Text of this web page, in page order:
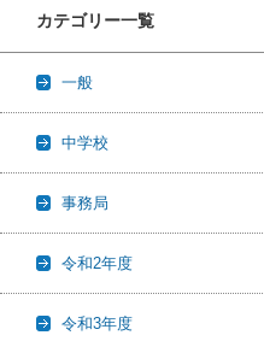
カテゴリー一覧
一般
中学校
事務局
令和2年度
令和3年度